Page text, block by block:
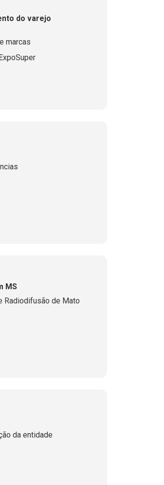
do varejo
marcas
MS
Radiodifusão de Mato
da entidade